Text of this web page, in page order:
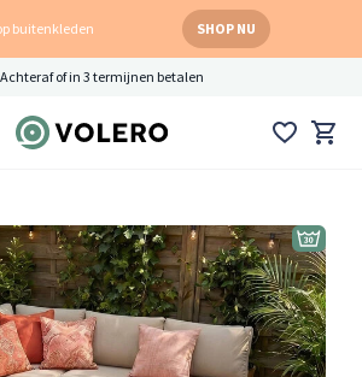
buitenkleden SHOP NU
Achteraf of in 3 termijnen betalen